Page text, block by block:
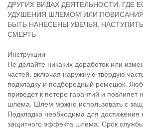
ДРУГИХ ВИДАХ ДЕЯТЕЛЬНОСТИ, ГДЕ
УДУШЕНИЯ ШЛЕМОМ ИЛИ
БЫТЬ НАНЕСЕНЫ УВЕЧЬЯ,
СМЕРТЬ
Инструкции
Не делайте никаких доработок или
частей, включая наружную твердую
подкладку и подбородный ремешок.
приведет к потере гарантий и повлияет
шлема. Шлем можно использовать с
Подкладка необходима для достижения
защитного эффекта шлема. Срок